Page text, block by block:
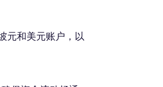
元和美元账户，以